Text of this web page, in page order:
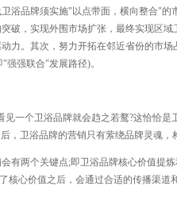
浴品牌须实施"以点带面，横向整合"
破，实现外围市场扩张，最终实现区
力。其次，努力开拓在邻近省份的市
强联合"发展路径)。
一个卫浴品牌就会趋之若鹜?这恰恰是
，卫浴品牌的营销只有萦绕品牌灵魂，
两个关键点;即卫浴品牌核心价值提
核心价值之后，会通过合适的传播渠道